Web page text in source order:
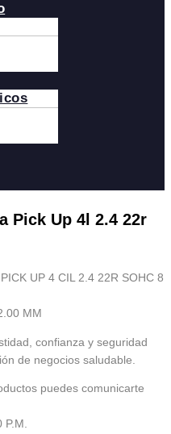
Pick Up 4l 2.4 22r
UP 4 CIL 2.4 22R SOHC 8
MM
confianza y seguridad
de negocios saludable.
puedes comunicarte
P.M.